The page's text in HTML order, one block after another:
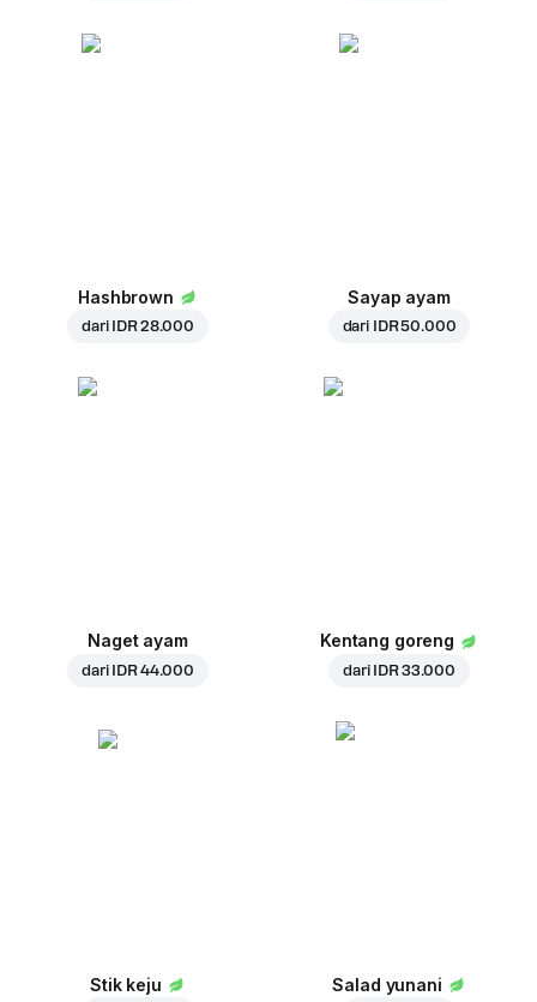
Hashbrown
dari IDR 28.000
Sayap ayam
dari IDR 50.000
Naget ayam
dari IDR 44.000
Kentang goreng
dari IDR 33.000
Stik keju Salad yunani